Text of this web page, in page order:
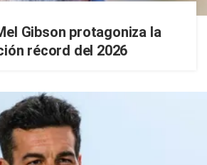
Gibson protagoniza la
récord del 2026